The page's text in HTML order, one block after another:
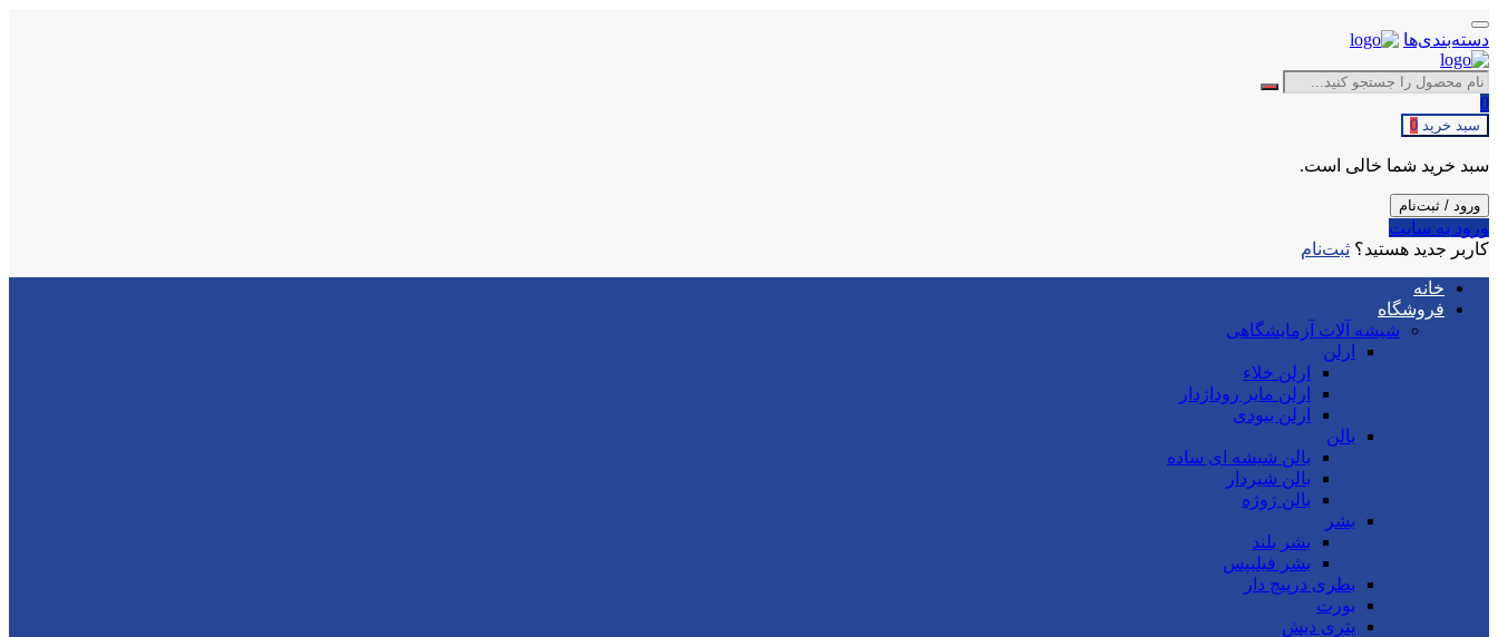
دسته‌بندی‌ها
0
سبد خرید 0
سبد خرید شما خالی است.
ورود / ثبت‌نام
ورود به سایت
کاربر جدید هستید؟ ثبت‌نام
خانه
فروشگاه
شیشه آلات آزمایشگاهی
ارلن
ارلن خلاء
ارلن مایر روداژدار
ارلن بیودی
بالن
بالن شیشه ای ساده
بالن شیردار
بالن ژوژه
بشر
بشر بلند
بشر فیلیپس
بطری درپیچ دار
بورت
پتری دیش